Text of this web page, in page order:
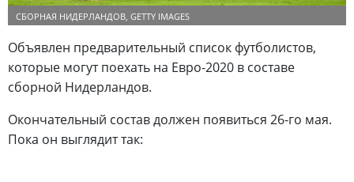
СБОРНАЯ НИДЕРЛАНДОВ, GETTY IMAGES
Объявлен предварительный список футболистов,
которые могут поехать на Евро-2020 в составе
сборной Нидерландов.
Окончательный состав должен появиться 26-го мая.
Пока он выглядит так: